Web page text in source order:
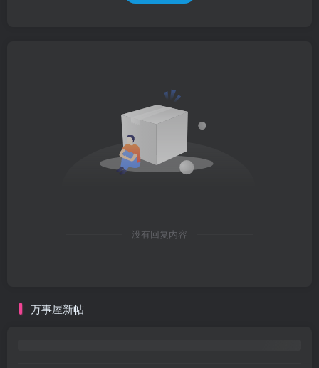
没有回复内容
万事屋新帖